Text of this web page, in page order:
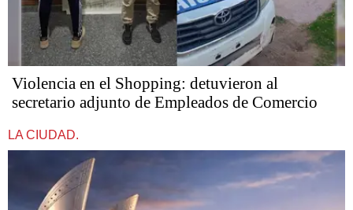
Violencia en el Shopping: detuvieron al
secretario adjunto de Empleados de Comercio
LA CIUDAD.